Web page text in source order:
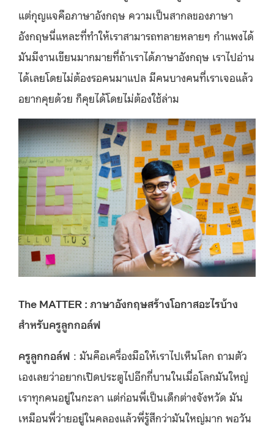
แต่กุญแจคือภาษาอังกฤษ ความเป็นสากลของภาษา
อังกฤษนี่แหละที่ทำให้เราสามารถทลายหลายๆ กำแพงได้
มันมีงานเขียนมากมายที่ถ้าเราได้ภาษาอังกฤษ เราไปอ่าน
ได้เลยโดยไม่ต้องรอคนมาแปล มีคนบางคนที่เราเจอแล้ว
อยากคุยด้วย ก็คุยได้โดยไม่ต้องใช้ล่าม
The MATTER : ภาษาอังกฤษสร้างโอกาสอะไรบ้าง
สำหรับครูลูกกอล์ฟ
ครูลูกกอล์ฟ : มันคือเครื่องมือให้เราไปเห็นโลก ถามตัว
เองเลยว่าอยากเปิดประตูไปอีกกี่บานในเมื่อโลกมันใหญ่
เราทุกคนอยู่ในกะลา แต่ก่อนพี่เป็นเด็กต่างจังหวัด มัน
เหมือนพี่ว่ายอยู่ในคลองแล้วพี่รู้สึกว่ามันใหญ่มาก พอวัน